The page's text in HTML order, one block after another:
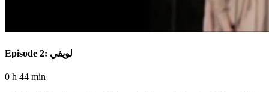
Episode 2: لويفي
0 h 44 min